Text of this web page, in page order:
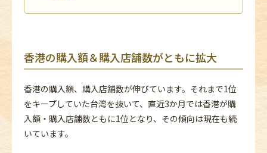
香港の購入額＆購入店舗数がともに拡大
香港の購入額、購入店舗数が伸びています。それまで1位
をキープしていた台湾を抜いて、直近3か月では香港が購
入額・購入店舗数ともに1位となり、その傾向は現在も続
いています。